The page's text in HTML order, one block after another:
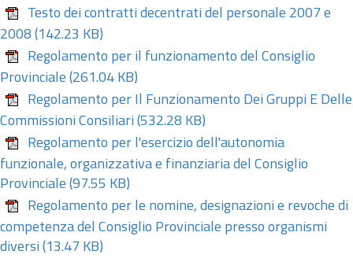
Testo dei contratti decentrati del personale 2007 e
2008 (142.23 KB)
Regolamento per il funzionamento del Consiglio
Provinciale (261.04 KB)
Regolamento per Il Funzionamento Dei Gruppi E Delle
Commissioni Consiliari (532.28 KB)
Regolamento per l'esercizio dell'autonomia
funzionale, organizzativa e finanziaria del Consiglio
Provinciale (97.55 KB)
Regolamento per le nomine, designazioni e revoche di
competenza del Consiglio Provinciale presso organismi
diversi (13.47 KB)